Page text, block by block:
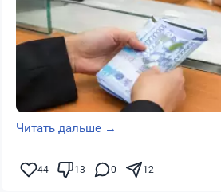
Читать дальше →
44 13 0 12